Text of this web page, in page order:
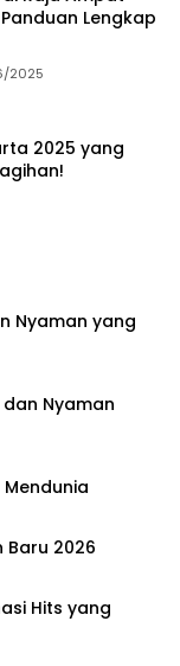
Lengkap
2025
2025 yang
Nyaman yang
Nyaman
Baru 2026
Hits yang